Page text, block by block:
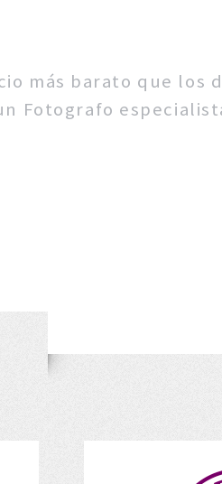
más barato que los
Fotografo